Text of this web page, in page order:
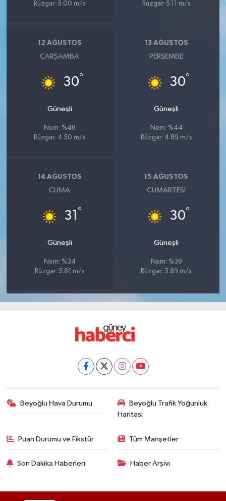
Rüzgar: 5.00 m/s
Rüzgar: 5.11 m/s
12 AĞUSTOS
ÇARŞAMBA
30°
Güneşli
Nem: %48
Rüzgar: 4.50 m/s
13 AĞUSTOS
PERŞEMBE
30°
Güneşli
Nem: %44
Rüzgar: 4.89 m/s
14 AĞUSTOS
CUMA
31 °
Güneşli
Nem: %34
Rüzgar: 5.81 m/s
15 AĞUSTOS
CUMARTESI
30°
Güneşli
Nem: %39
Rüzgar: 5.89 m/s
Beyoğlu Hava Durumu
Beyoğlu Trafik Yoğunluk
Haritası
Puan Durumu ve Fikstür Tüm Manşetler
Son Dakika Haberleri Haber Arşivi